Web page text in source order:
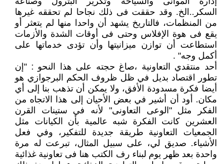
السكر..الخ. وقد حققت فى ذلك نجاحا لم تحققه غيرها
من المنظمات، فالتاريخ يشهد أن واحدا منها لم يتعثر أو
يقع فى هوة الإفلاس وحتى فى أوقات الشدة والأزمات
استطاعت أن توازن ميزانيتها وأن تؤدى خدماتها على
أكمل وجه" .
أحد منتقدي التعاونية ،صاغ حجته على هذا النحو : "إن
تطور اقتصاد بديل في ظل ظروف الحكم البرجوازي هو
أيضا فكرة مسدودة الأفق، ولا يمكن أن تذهب بنا إلى أي
مكان. أود أن أشير في بعض الأحيان إلى هذا الاتجاه من
الفكر مثل "الوعى التعاونى" لأنه في ستينات القرن
العشرين كانت الفكرة شبه عالمية بأن الكيانات مثل
الجمعيات التعاونية طريقة جديدة للتفكير، وفي فعل
الأشياء. صديق لي، على سبيل المثال، تبرعت له مرة
واحدة بعد ظهر يوم لبناء رف الكتب هنا فى تعاونية غذائية